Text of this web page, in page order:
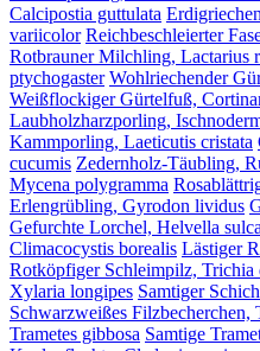
Calcipostia guttulata
variicolor Reichbeschleierter
Rotbrauner Milchling, Lactarius
ptychogaster Wohlriechender
Weißflockiger Gürtelfuß,
Laubholzharzporling,
Kammporling, Laeticutis cristata
cucumis Zedernholz-Täubling,
Mycena polygramma
Erlengrübling, Gyrodon lividus
Gefurchte Lorchel, Helvella
Climacocystis borealis Lästiger
Rotköpfiger Schleimpilz, Trichia
Xylaria longipes Samtiger
Schwarzweißes Filzbecherchen,
Trametes gibbosa Samtige